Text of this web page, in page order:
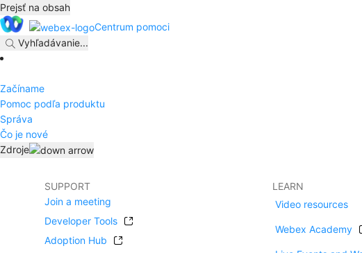
Prejsť na obsah
Centrum pomoci
Vyhľadávanie...
Začíname
Pomoc podľa produktu
Správa
Čo je nové
Zdroje
SUPPORT
Join a meeting
Developer Tools
Adoption Hub
LEARN
Video resources
Webex Academy